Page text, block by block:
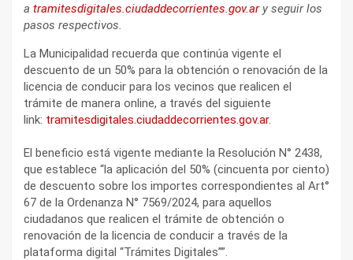
a tramitesdigitales.ciudaddecorrientes.gov.ary seguir los
pasos respectivos.
La Municipalidad recuerda que continúa vigente el
descuento de un 50% para la obtención o renovación de la
licencia de conducir para los vecinos que realicen el
trámite de manera online, a través del siguiente
link: tramitesdigitales.ciudaddecorrientes.gov.ar.
El beneficio está vigente mediante la Resolución N° 2438,
que establece “la aplicación del 50% (cincuenta por ciento)
de descuento sobre los importes correspondientes al Art°
67 de la Ordenanza N° 7569/2024, para aquellos
ciudadanos que realicen el trámite de obtención o
renovación de la licencia de conducir a través de la
plataforma digital “Trámites Digitales””.